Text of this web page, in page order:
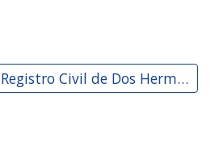
Inscripciones en el Registro Civil de Dos Hermanas